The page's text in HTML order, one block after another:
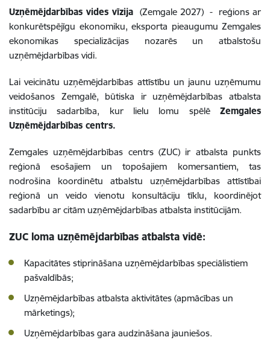
Uzņēmējdarbības vides vīzija (Zemgale 2027) - reģions ar
konkurētspējīgu ekonomiku, eksporta pieaugumu Zemgales
ekonomikas specializācijas nozarēs un atbalstošu
uzņēmējdarbības vidi.
Lai veicinātu uzņēmējdarbības attīstību un jaunu uzņēmumu
veidošanos Zemgalē, būtiska ir uzņēmējdarbības atbalsta
institūciju sadarbība, kur lielu lomu spēlē Zemgales
Uzņēmējdarbības centrs.
Zemgales uzņēmējdarbības centrs (ZUC) ir atbalsta punkts
reģionā esošajiem un topošajiem komersantiem, tas
nodrošina koordinētu atbalstu uzņēmējdarbības attīstībai
reģionā un veido vienotu konsultāciju tīklu, koordinējot
sadarbību ar citām uzņēmējdarbības atbalsta institūcijām.
ZUC loma uzņēmējdarbības atbalsta vidē:
Kapacitātes stiprināšana uzņēmējdarbības speciālistiem
pašvaldībās;
Uzņēmējdarbības atbalsta aktivitātes (apmācības un
mārketings);
Uzņēmējdarbības gara audzināšana jauniešos.